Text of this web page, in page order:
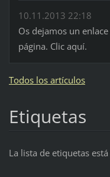
10.11.2013 22:18
Os dejamos un
página. Clic aquí.
Todos los artículos
Etiquetas
La lista de etiquetas está